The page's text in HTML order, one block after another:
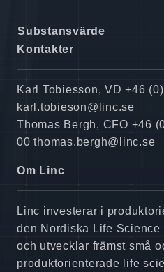
Substansvärde
Kontakter
Karl Tobiesson, VD +46
karl.tobieson@linc.se
Thomas Bergh, CFO +46
00 thomas.bergh@linc.se
Om Linc
Linc investerar i
den Nordiska Life
och utvecklar främst små
produktorienterade life